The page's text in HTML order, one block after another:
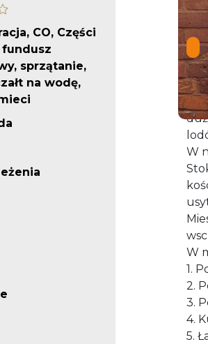
CO, Części
sprzątanie,
na wodę,
Na
W
W
1.
2.
3.
4.
5.